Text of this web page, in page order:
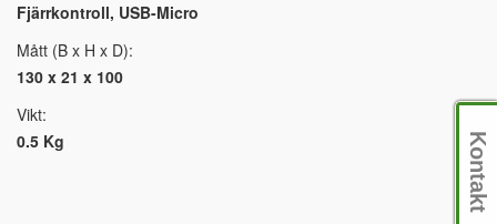
Fjärrkontroll, USB-Micro
Mått (B x H x D):
130 x 21 x 100
Vikt:
0.5 Kg
Kontakt